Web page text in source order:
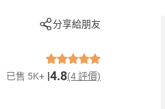
分享給朋友
已售 5K+ 4.8(4 評價)